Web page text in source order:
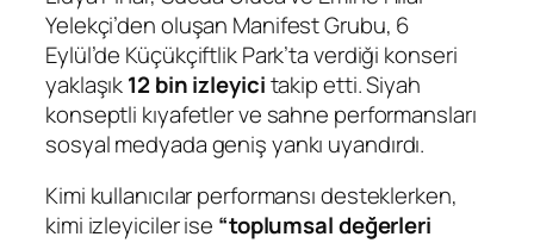
Yelekçi’den oluşan Manifest Grubu, 6
Eylül’de Küçükçiftlik Park’ta verdiği konseri
yaklaşık12 bin izleyicitakip etti. Siyah
konseptli kıyafetler ve sahne performansları
sosyal medyada geniş yankı uyandırdı.
Kimi kullanıcılar performansı desteklerken,
kimi izleyiciler ise “toplumsal değerleri